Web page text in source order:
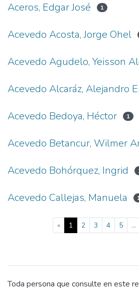
Aceros, Edgar José 1
Acevedo Acosta, Jorge Ohel
Acevedo Agudelo, Yeisson
Acevedo Alcaráz, Alejandro
Acevedo Bedoya, Héctor 1
Acevedo Betancur, Wilmer
Acevedo Bohórquez, Ingrid
Acevedo Callejas, Manuela
« 1(current)
2 3 4 5 ...
Toda persona que consulte en este